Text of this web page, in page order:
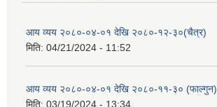
आय व्यय २०८०-०४-०१ देखि २०८०-१२-३०(चैत्र)
मिति: 04/21/2024 - 11:52
आय व्यय २०८०-०४-०१ देखि २०८०-११-३० (फाल्गुन)
मिति: 03/19/2024 - 13:34